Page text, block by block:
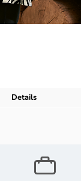
Details